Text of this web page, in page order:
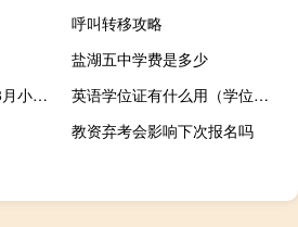
呼叫转移攻略
盐湖五中学费是多少
受服务业推动英国经济8月小幅反弹
英语学位证有什么用（学位证有什么用）
教资弃考会影响下次报名吗